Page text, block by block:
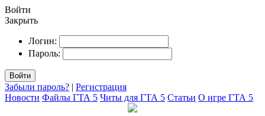
Войти
Закрыть
Логин:
Пароль:
Войти
Забыли пароль? | Регистрация
Новости Файлы ГТА 5 Читы для ГТА 5 Статьи О игре ГТА 5